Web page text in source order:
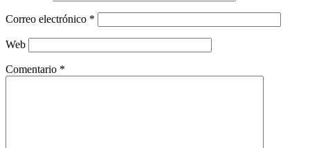
Correo electrónico *
Web
Comentario *